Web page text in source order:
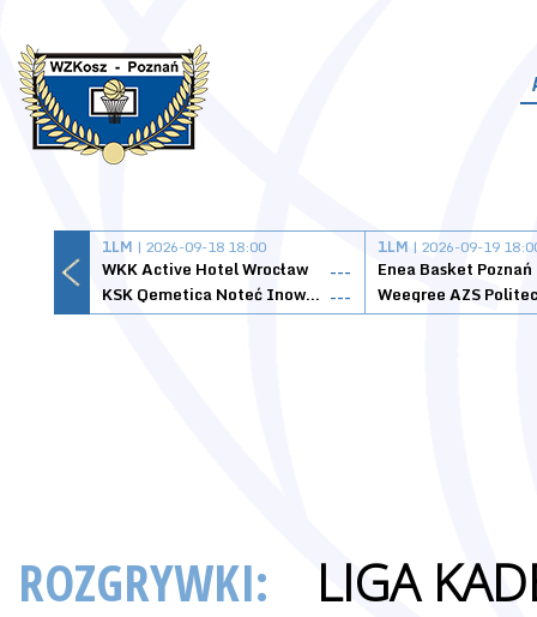
1LM | 2026-09-18 18:00
WKK Active Hotel Wrocław
---
KSK Qemetica Noteć Inowrocław ---
1LM | 2026-09-19
Enea Basket Poznań
ROZGRYWKI: LIGA